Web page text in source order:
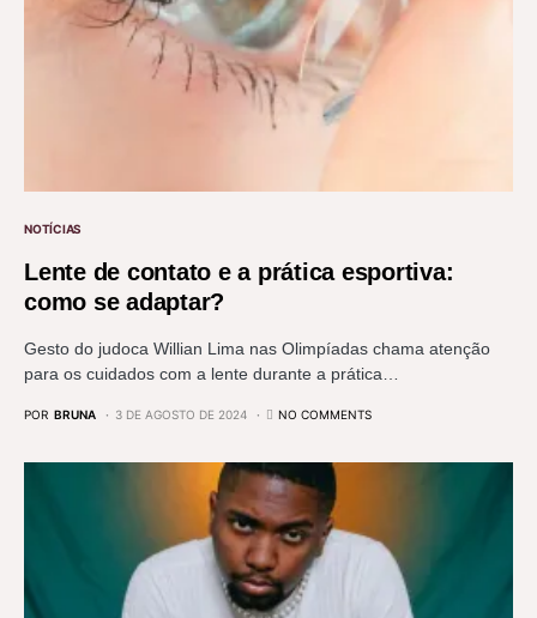
NOTÍCIAS
Lente de contato e a prática esportiva:
como se adaptar?
Gesto do judoca Willian Lima nas Olimpíadas chama atenção
para os cuidados com a lente durante a prática…
POR BRUNA 3 DE AGOSTO DE 2024 NO COMMENTS